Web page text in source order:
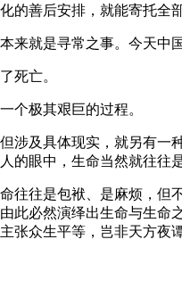
的善后安排，就能寄托全
来就是寻常之事。今天中
死亡。
个极其艰巨的过程。
涉及具体现实，就另有
的眼中，生命当然就往往
往往是包袱、是麻烦，
此必然演绎出生命与生
张众生平等，岂非天方夜